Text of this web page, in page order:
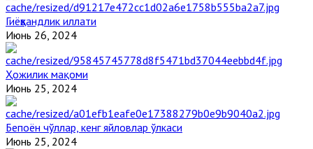
Гиёҳвандлик иллати
Июнь 26, 2024
Ҳожилик мақоми
Июнь 25, 2024
Бепоён чўллар, кенг яйловлар ўлкаси
Июнь 25, 2024